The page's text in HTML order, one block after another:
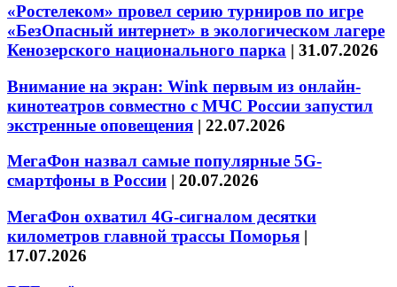
«Ростелеком» провел серию турниров по игре
«БезОпасный интернет» в экологическом лагере
Кенозерского национального парка | 31.07.2026
Внимание на экран: Wink первым из онлайн-
кинотеатров совместно с МЧС России запустил
экстренные оповещения | 22.07.2026
МегаФон назвал самые популярные 5G-
смартфоны в России | 20.07.2026
МегаФон охватил 4G-сигналом десятки
километров главной трассы Поморья |
17.07.2026